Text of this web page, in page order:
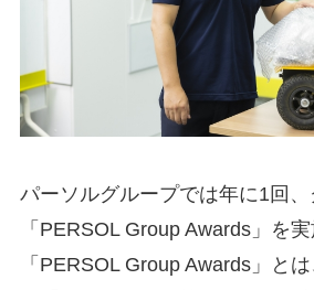
パーソルグループでは年に1回
「PERSOL Group Awards」を実
「PERSOL Group Awards」と